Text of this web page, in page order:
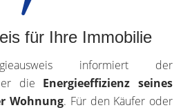
für Ihre Immobilie
informiert der
die Energieeffizienz seines
Wohnung. Für den Käufer oder